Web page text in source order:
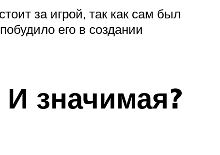
за игрой, так как сам был
его в создании
значимая?